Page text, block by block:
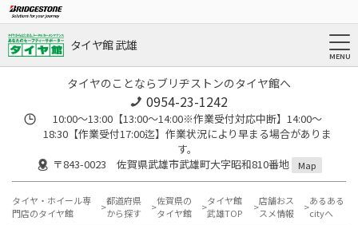
タイヤ館 武雄
タイヤのことならブリヂストンのタイヤ館へ
0954-23-1242
10:00～13:00【13:00～14:00※作業受付対応中断】14:00～
18:30【作業受付17:00迄】作業状況により早まる場合がありま
す。
〒843-0023 佐賀県武雄市武雄町大字昭和810番地
Map
タイヤ・ホイール専
門店のタイヤ館
都道府県
から探す
佐賀県の
タイヤ館
タイヤ館
武雄TOP
店舗おス
スメ情報
あるある
cityへ